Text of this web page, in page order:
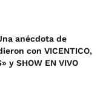
anécdota de
con VICENTICO,
y SHOW EN VIVO